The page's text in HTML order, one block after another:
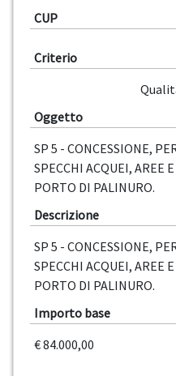
CUP
Criterio
Oggetto
SP 5 - CONCESSIONE,
SPECCHI ACQUEI, AREE
PORTO DI PALINURO.
Descrizione
SP 5 - CONCESSIONE,
SPECCHI ACQUEI, AREE
PORTO DI PALINURO.
Importo base
€ 84.000,00